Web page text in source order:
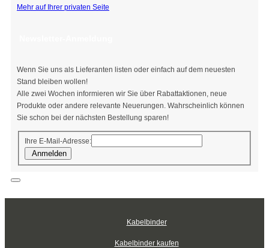
Mehr auf Ihrer privaten Seite
Wenn Sie uns als Lieferanten listen oder einfach auf dem neuesten
Stand bleiben wollen!
Alle zwei Wochen informieren wir Sie über Rabattaktionen, neue
Produkte oder andere relevante Neuerungen. Wahrscheinlich können
Sie schon bei der nächsten Bestellung sparen!
Ihre E-Mail-Adresse:
Anmelden
Kabelbinder
Kabelbinder kaufen